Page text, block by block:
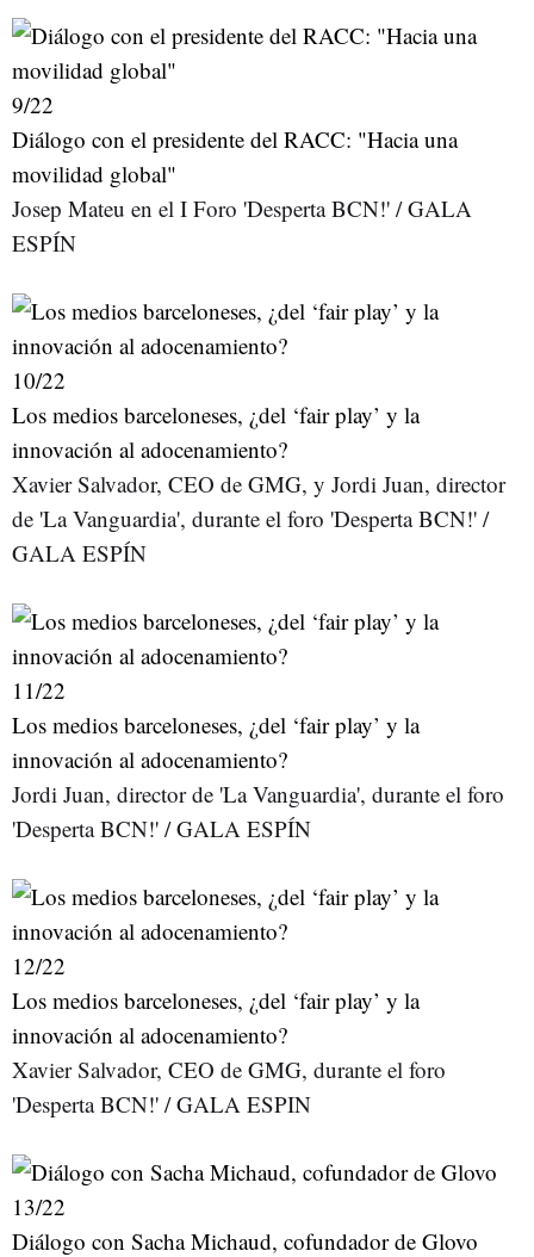
9/22
Diálogo con el presidente del RACC: "Hacia una
movilidad global"
Josep Mateu en el I Foro 'Desperta BCN!' / GALA
ESPÍN
10/22
Los medios barceloneses, ¿del ‘fair play’ y la
innovación al adocenamiento?
Xavier Salvador, CEO de GMG, y Jordi Juan, director
de 'La Vanguardia', durante el foro 'Desperta BCN!' /
GALA ESPÍN
11/22
Los medios barceloneses, ¿del ‘fair play’ y la
innovación al adocenamiento?
Jordi Juan, director de 'La Vanguardia', durante el foro
'Desperta BCN!' / GALA ESPÍN
12/22
Los medios barceloneses, ¿del ‘fair play’ y la
innovación al adocenamiento?
Xavier Salvador, CEO de GMG, durante el foro
'Desperta BCN!' / GALA ESPIN
13/22
Diálogo con Sacha Michaud, cofundador de Glovo